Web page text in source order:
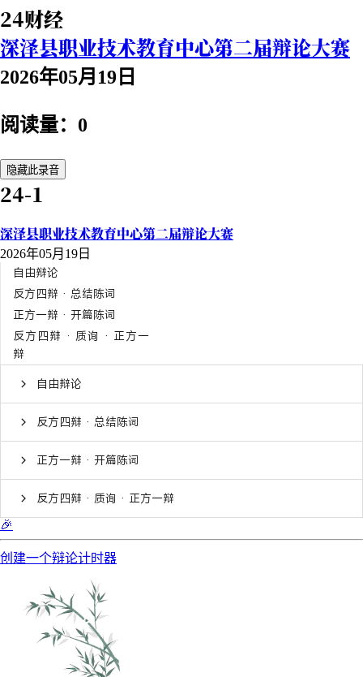
24财经
深泽县职业技术教育中心第二届辩论大赛
2026年05月19日
阅读量：0
隐藏此录音
24-1
深泽县职业技术教育中心第二届辩论大赛
2026年05月19日
自由辩论
反方四辩 · 总结陈词
正方一辩 · 开篇陈词
反方四辩 · 质询 · 正方一
辩
自由辩论
反方四辩 · 总结陈词
正方一辩 · 开篇陈词
反方四辩 · 质询 · 正方一辩
🎉
创建一个辩论计时器